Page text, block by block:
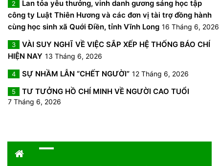
2
Lan tỏa yêu thưởng, vinh danh gương sáng học tập
công ty Luật Thiên Hương và các đơn vị tài trợ đồng hành
cùng học sinh xã Quới Điền, tỉnh Vĩnh Long 16 Tháng 6, 2026
3
VÀI SUY NGHĨ VỀ VIỆC SẮP XẾP HỆ THỐNG BÁO CHÍ
HIỆN NAY 13 Tháng 6, 2026
4 SỰ NHẦM LẪN “CHẾT NGƯỜI” 12 Tháng 6, 2026
5 TƯ TƯỞNG HỒ CHÍ MINH VỀ NGƯỜI CAO TUỔI
7 Tháng 6, 2026